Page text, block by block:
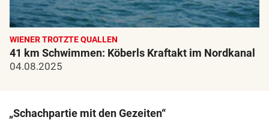
WIENER TROTZTE QUALLEN
41 km Schwimmen: Köberls Kraftakt im Nordkanal
04.08.2025
„Schachpartie mit den Gezeiten“